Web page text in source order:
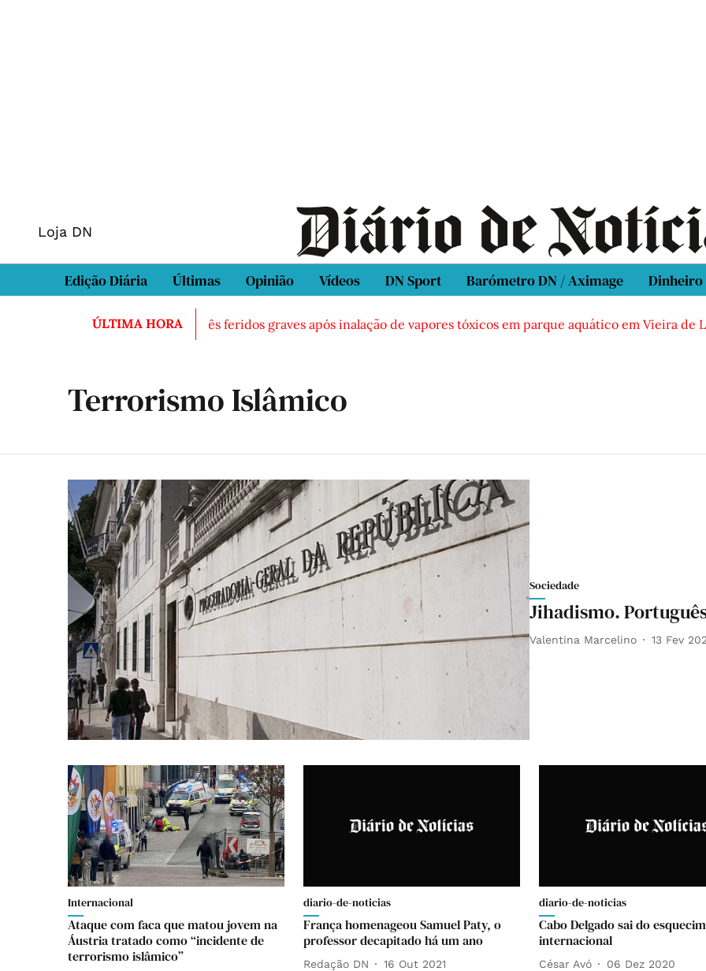
Loja DN
Edição Diária Últimas Opinião Vídeos DN Sport Barómetro DN / Aximage Dinheiro
ÚLTIMA HORA
morto em Sintra Três feridos graves após inalação de vapores tóxicos em parque aquático em Vieira de Leiria
Terrorismo Islâmico
Sociedade
Jihadismo.
Valentina Marcelino 13 Fev
Internacional
Ataque com faca que matou jovem na
Áustria tratado como “incidente de
terrorismo islâmico”
diario-de-noticias
França homenageou Samuel Paty, o
professor decapitado há um ano
Redação DN 16 Out 2021
diario-de-noticias
Cabo Delgado sai do
internacional
César Avó 06 Dez 2020